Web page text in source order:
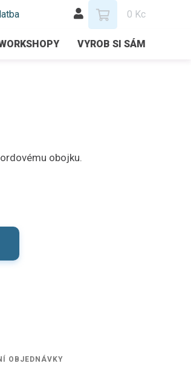
0 Kc
VYROB SI SÁM
obojku.
OBJEDNÁVKY